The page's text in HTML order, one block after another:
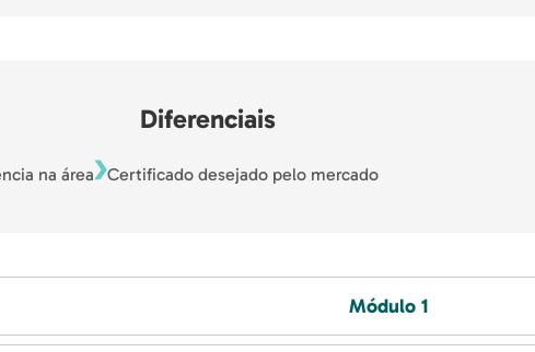
Diferenciais
na área Certificado desejado pelo mercado
Módulo 1